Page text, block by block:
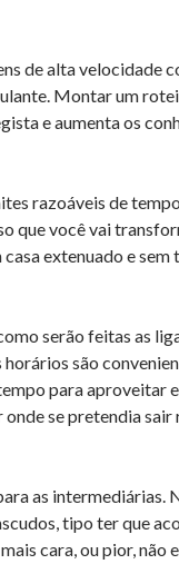
de alta velocidade
Montar um
e aumenta os
razoáveis de
que você vai
extenuado e
serão feitas as
são
para aproveitar
se pretendia sair
as intermediárias.
tipo ter que
cara, ou pior, não